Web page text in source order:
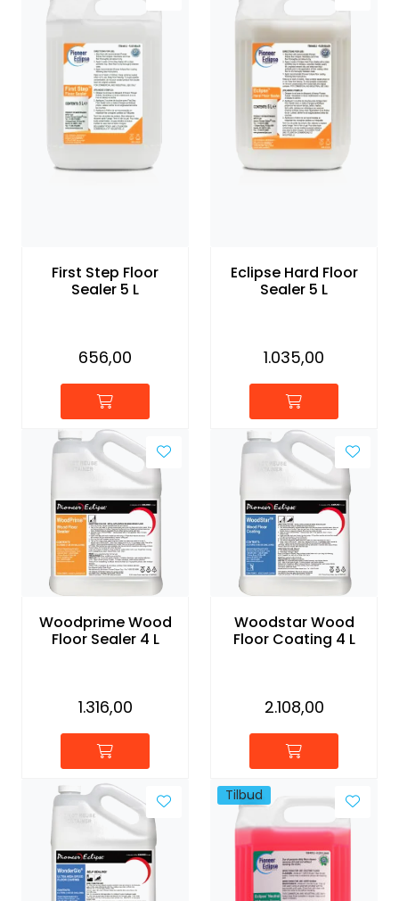
First Step Floor
Sealer 5 L
656,00
Eclipse Hard Floor
Sealer 5 L
1.035,00
Woodprime Wood
Floor Sealer 4 L
1.316,00
Woodstar Wood
Floor Coating 4 L
2.108,00
Tilbud